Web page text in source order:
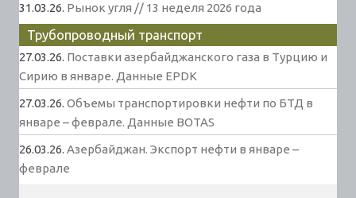
31.03.26. Рынок угля // 13 неделя 2026 года
Трубопроводный транспорт
27.03.26. Поставки азербайджанского газа в Турцию и
Сирию в январе. Данные EPDK
27.03.26. Объемы транспортировки нефти по БТД в
январе – феврале. Данные BOTAS
26.03.26. Азербайджан. Экспорт нефти в январе –
феврале